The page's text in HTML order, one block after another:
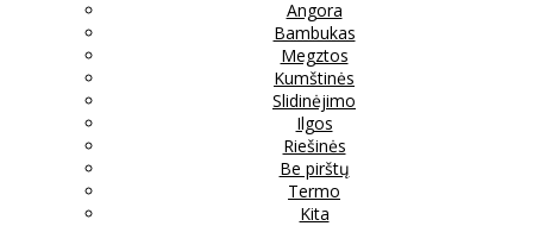
Angora
Bambukas
Megztos
Kumštinės
Slidinėjimo
Ilgos
Riešinės
Be pirštų
Termo
Kita